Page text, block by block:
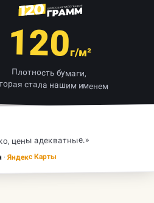
120г/м²
Плотность бумаги,
стала нашим именем
цены адекватные.»
·Яндекс Карты